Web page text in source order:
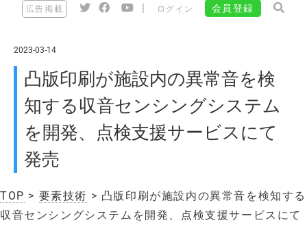
広告掲載 ログイン 会員登録
2023-03-14
凸版印刷が施設内の異常音を検
知する収音センシングシステム
を開発、点検支援サービスにて
発売
TOP > 要素技術 > 凸版印刷が施設内の異常音を検知する
収音センシングシステムを開発、点検支援サービスにて